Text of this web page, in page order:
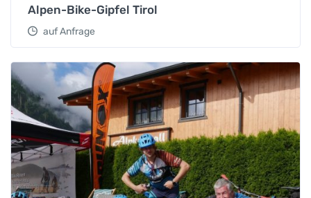
Alpen-Bike-Gipfel Tirol
auf Anfrage